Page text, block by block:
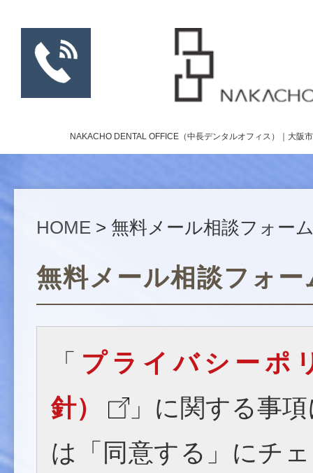
NAKACHO DENTAL OFFICE（中長デンタルオフィス）｜大阪
HOME > 無料メール相談フォー
無料メール相談フォ
「 プライバシーポ
針）
」に関する事
は「同意する」にチ